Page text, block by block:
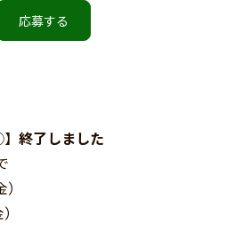
応募する
終了しました